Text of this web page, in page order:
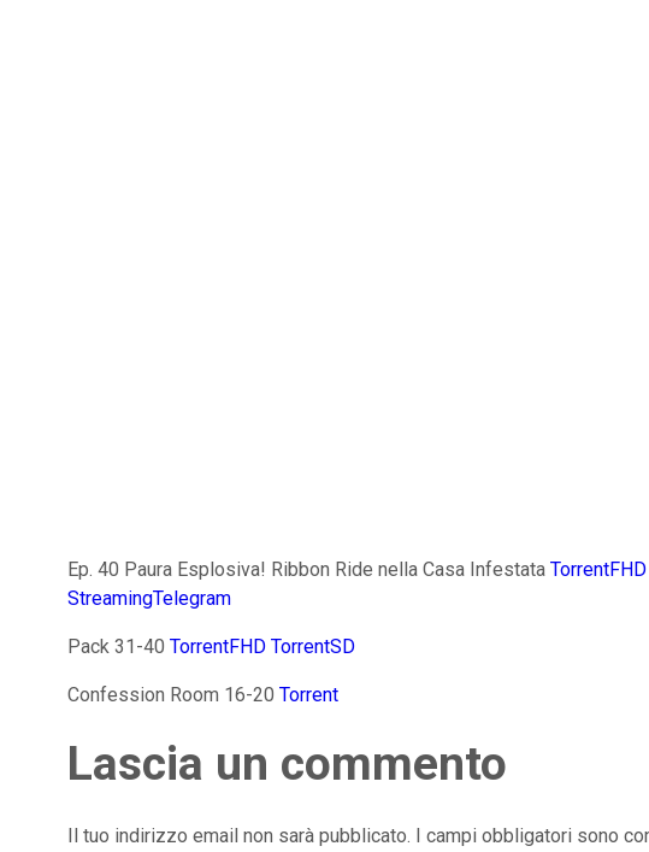
Ep. 40 Paura Esplosiva! Ribbon Ride nella Casa Infestata TorrentFHD
StreamingTelegram
Pack 31-40 TorrentFHD TorrentSD
Confession Room 16-20 Torrent
Lascia un commento
Il tuo indirizzo email non sarà pubblicato. I campi obbligatori sono